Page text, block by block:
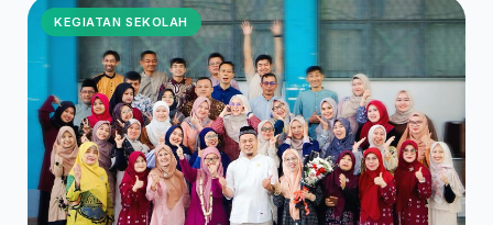
KEGIATAN SEKOLAH